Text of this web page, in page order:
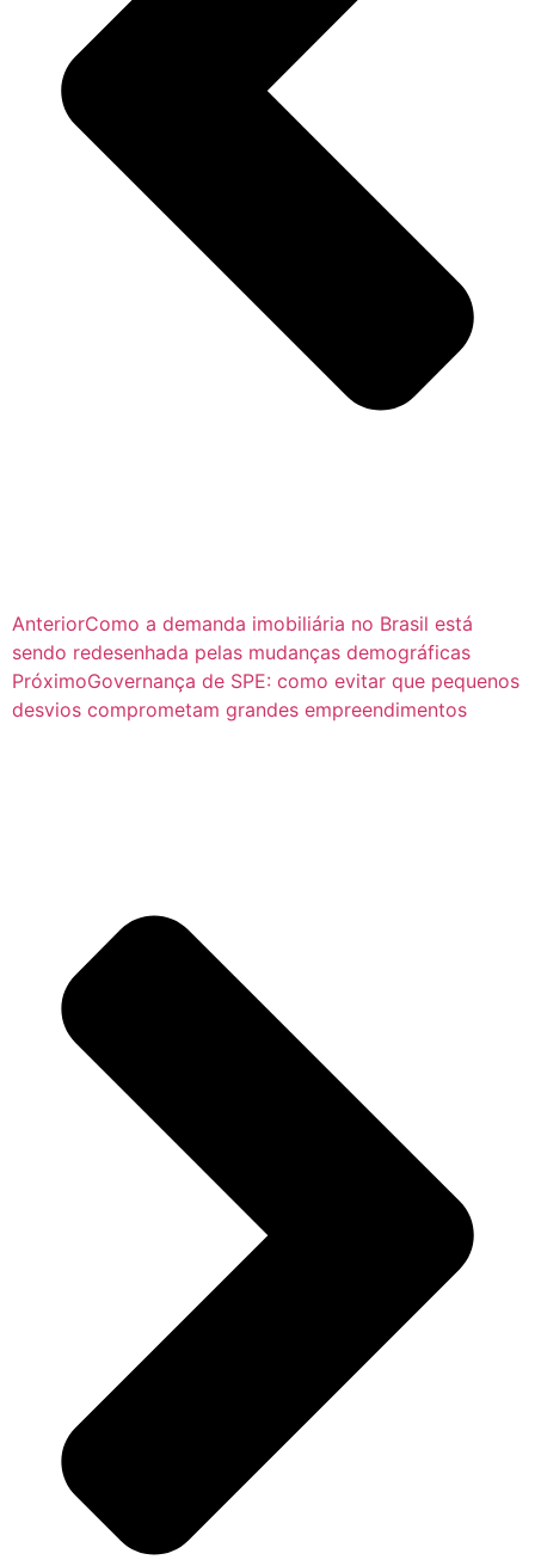
AnteriorComo a demanda imobiliária no Brasil está
sendo redesenhada pelas mudanças demográficas
PróximoGovernança de SPE: como evitar que pequenos
desvios comprometam grandes empreendimentos